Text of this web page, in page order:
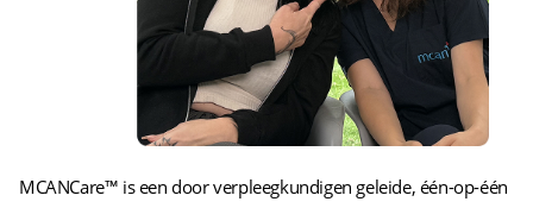
MCANCare™ is een door verpleegkundigen geleide, één-op-één